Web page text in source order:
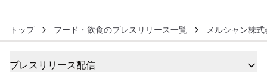
トップ フード・飲食のプレスリリース一覧 メルシャン株式
プレスリリース配信